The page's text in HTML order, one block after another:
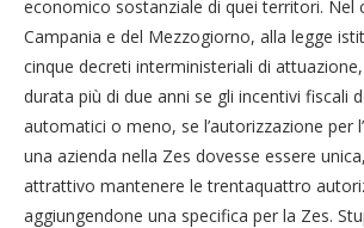
economico sostanziale di quei territori. Nel
Campania e del Mezzogiorno, alla legge
cinque decreti interministeriali di
durata più di due anni se gli incentivi fiscali
automatici o meno, se l’autorizzazione per
una azienda nella Zes dovesse essere
attrattivo mantenere le trentaquattro
aggiungendone una specifica per la Zes.